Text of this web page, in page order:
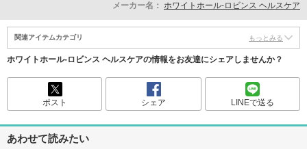
メーカー名： ホワイトホール-ロビンス ヘルスケア
関連アイテムカテゴリ もっとみる
ホワイトホール-ロビンス ヘルスケアの情報をお友達にシェアしませんか？
ポスト シェア LINEで送る
あわせて読みたい